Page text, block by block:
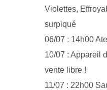
Violettes,
surpiqué
06/07 : 14h00
10/07 : Appareil
vente libre !
11/07 : 22h00